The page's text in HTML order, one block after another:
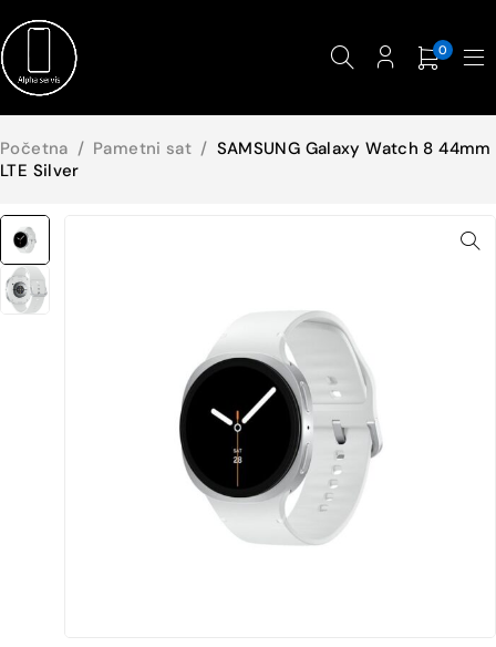
0
Početna / Pametni sat / SAMSUNG Galaxy Watch 8 44mm
LTE Silver